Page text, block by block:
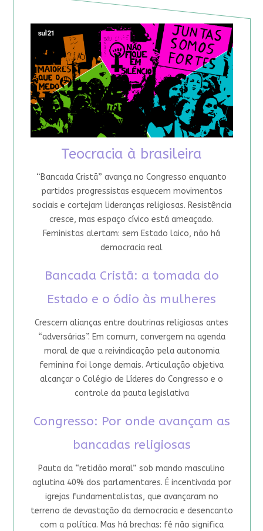
Teocracia à brasileira
“Bancada Cristã” avança no Congresso enquanto
partidos progressistas esquecem movimentos
sociais e cortejam lideranças religiosas. Resistência
cresce, mas espaço cívico está ameaçado.
Feministas alertam: sem Estado laico, não há
democracia real
Bancada Cristã: a tomada do
Estado e o ódio às mulheres
Crescem alianças entre doutrinas religiosas antes
“adversárias”. Em comum, convergem na agenda
moral de que a reivindicação pela autonomia
feminina foi longe demais. Articulação objetiva
alcançar o Colégio de Líderes do Congresso e o
controle da pauta legislativa
Congresso: Por onde avançam as
bancadas religiosas
Pauta da “retidão moral” sob mando masculino
aglutina 40% dos parlamentares. É incentivada por
igrejas fundamentalistas, que avançaram no
terreno de devastação da democracia e desencanto
com a política. Mas há brechas: fé não significa